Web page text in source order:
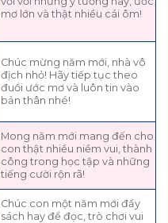
mơ lớn và thật nhiều cái ôm!
Chúc mừng năm mới, nhà vô
địch nhỏ! Hãy tiếp tục theo
đuổi ước mơ và luôn tin vào
bản thân nhé!
Mong năm mới mang đến cho
con thật nhiều niềm vui, thành
công trong học tập và những
tiếng cười rộn rã!
Chúc con một năm mới đầy
sách hay để đọc, trò chơi vui